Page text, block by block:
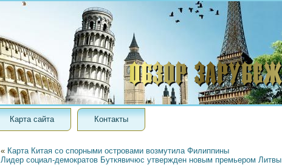
Карта сайта Контакты
« Карта Китая со спорными островами возмутила Филиппины
Лидер социал-демократов Буткявичюс утвержден новым премьером Литвы